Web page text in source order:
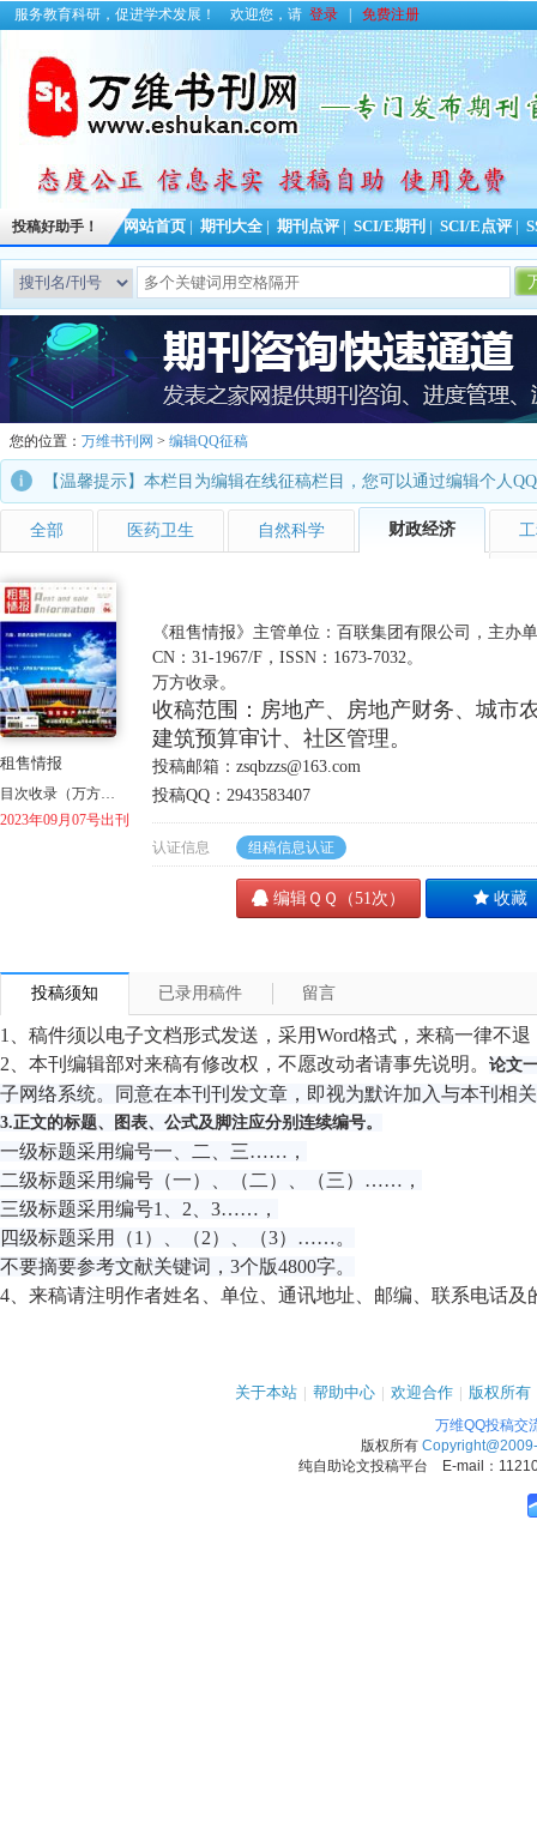
服务教育科研，促进学术发展！ 欢迎您，请 登录 免费注册
投稿好助手！ 网站首页 期刊大全 期刊点评 SCI/E期刊 SCI/E点评
您的位置： 万维书刊网 > 编辑QQ征稿
【温馨提示】本栏目为编辑在线征稿栏目，您可以通过编辑个人
全部 医药卫生 自然科学 财政经济
租售情报
目次收录（万方、超星）
2023年09月07号出刊
《租售情报》主管单位：百联集团有限公司，主
CN：31-1967/F，ISSN：1673-7032。
万方收录。
收稿范围：房地产、房地产财务、城市
建筑预算审计、社区管理。
投稿邮箱：zsqbzzs@163.com
投稿QQ：2943583407
认证信息 组稿信息认证
编辑ＱＱ（51次） 收藏
投稿须知 已录用稿件 留言
1 、稿件须以电子文档形式发送，采用Word格式， 来稿一律不退
2 、本刊编辑部对来稿有修改权，不愿改动者请事先说明。 论文
子网络系统。同意在本刊刊发文章，即视为默许加入与本刊相
3.正文的标题、图表、公式及脚注应分别连续编号。
一级标题采用编号一、二、三……，
二级标题采用编号（一）、（二）、（三）……，
三级标题采用编号1、2、3……，
四级标题采用（1）、（2）、（3）……。
不要摘要参考文献关键词，3个版4800字。
4 、来稿请注明作者姓名、单位、通讯地址、邮编、联系电话及
关于本站 | 帮助中心 | 欢迎合作 | 版权所有
万维QQ投稿交
版权所有
纯自助论文投稿平台 E-mail：